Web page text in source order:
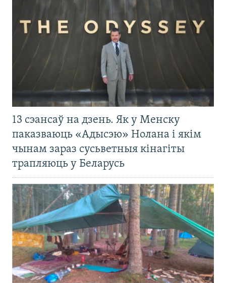
13 сэансаў на дзень. Як у Менску
паказваюць «Адысэю» Нолана і якім
чынам зараз сусьветныя кінагіты
трапляюць у Беларусь